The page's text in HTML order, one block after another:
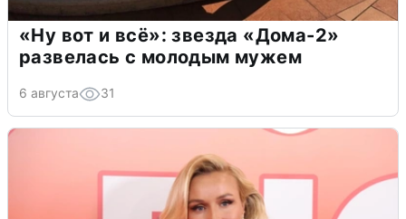
«Ну вот и всё»: звезда «Дома-2»
развелась с молодым мужем
6 августа 31